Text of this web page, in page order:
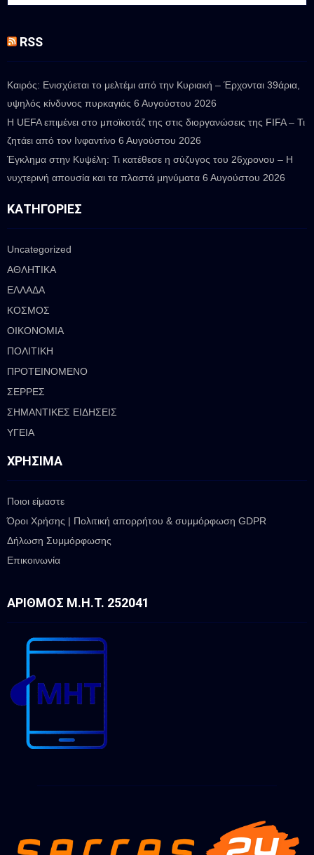
RSS
Καιρός: Ενισχύεται το μελτέμι από την Κυριακή – Έρχονται 39άρια,
υψηλός κίνδυνος πυρκαγιάς 6 Αυγούστου 2026
Η UEFA επιμένει στο μποϊκοτάζ της στις διοργανώσεις της FIFA – Τι
ζητάει από τον Ινφαντίνο 6 Αυγούστου 2026
Έγκλημα στην Κυψέλη: Τι κατέθεσε η σύζυγος του 26χρονου – Η
νυχτερινή απουσία και τα πλαστά μηνύματα 6 Αυγούστου 2026
ΚΑΤΗΓΟΡΊΕΣ
Uncategorized
ΑΘΛΗΤΙΚΑ
ΕΛΛΑΔΑ
ΚΟΣΜΟΣ
ΟΙΚΟΝΟΜΙΑ
ΠΟΛΙΤΙΚΗ
ΠΡΟΤΕΙΝΟΜΕΝΟ
ΣΕΡΡΕΣ
ΣΗΜΑΝΤΙΚΕΣ ΕΙΔΗΣΕΙΣ
ΥΓΕΙΑ
ΧΡΉΣΙΜΑ
Ποιοι είμαστε
Όροι Χρήσης | Πολιτική απορρήτου & συμμόρφωση GDPR
Δήλωση Συμμόρφωσης
Επικοινωνία
ΑΡΙΘΜΌΣ Μ.Η.Τ. 252041